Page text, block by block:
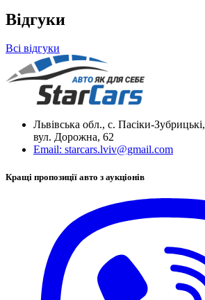
Відгуки
Всі відгуки
Львівська обл., с. Пасіки-Зубрицькі,
вул. Дорожна, 62
Email: starcars.lviv@gmail.com
Кращі пропозиції авто з аукціонів